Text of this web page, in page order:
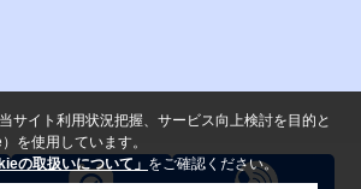
サイト利用状況把握、サービス向上検討を目的と
を使用しています。
の取扱いについて」 をご確認ください。